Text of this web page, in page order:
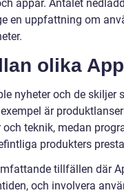
appar. Antalet
en uppfattning om
olika
nyheter och de skiljer
är
teknik, medan
produkters
tillfällen där
och involvera